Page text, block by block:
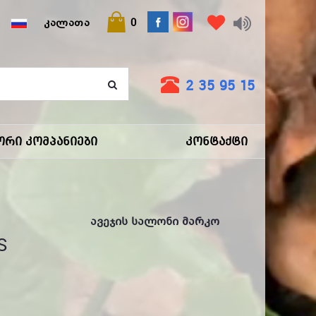
მარკოში!
ᲙᲐᲚᲐᲗᲐ 0
2 35 95 15
Კომპანიები Კონტაქტი
Ავეჯის Სალონი Მარკო